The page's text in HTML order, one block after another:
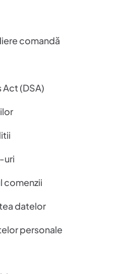
comandă
(DSA)
uri
comenzii
datelor
personale